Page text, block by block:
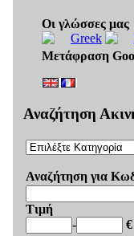
Οι γλώσσες μας
Μετάφραση
Αναζήτηση
Αναζήτηση για
Τιμή
-
€